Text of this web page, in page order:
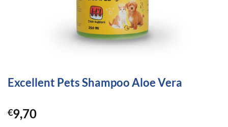
Excellent Pets Shampoo Aloe Vera
€9,70